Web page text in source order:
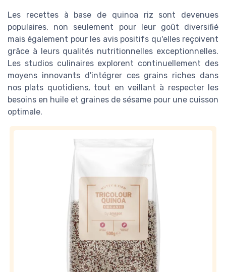
Les recettes à base de quinoa riz sont devenues
populaires, non seulement pour leur goût diversifié
mais également pour les avis positifs qu'elles reçoivent
grâce à leurs qualités nutritionnelles exceptionnelles.
Les studios culinaires explorent continuellement des
moyens innovants d'intégrer ces grains riches dans
nos plats quotidiens, tout en veillant à respecter les
besoins en huile et graines de sésame pour une cuisson
optimale.